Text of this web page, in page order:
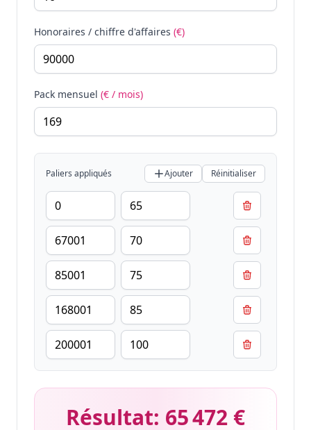
Honoraires / chiffre d'affaires (€)
Pack mensuel (€ / mois)
Paliers appliqués Ajouter Réinitialiser
Résultat: 65 472 €